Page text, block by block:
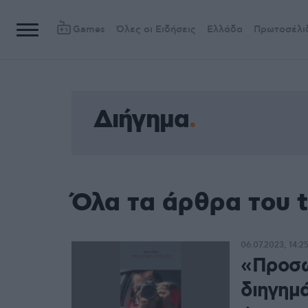
Games Όλες οι Ειδήσεις Ελλάδα
Διήγημα
Όλα τα άρθρα του
06.07.2023, 14:25